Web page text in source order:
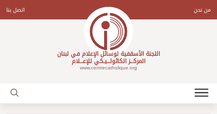
contentمن نحن اتصل بنا
اللجنة الأسقفية لوسائل الإعلام في لبنان
المركـــز الكاثولـــيـكي للإعـــلام
www.centrecatholique.org